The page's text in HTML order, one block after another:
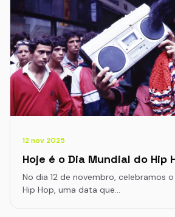
12 nov 2025
Hoje é o Dia Mundial do Hip
No dia 12 de novembro, celebramos
Hip Hop, uma data que…